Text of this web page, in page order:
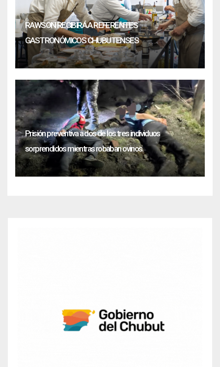
RAWSON RECIBIRÁ A REFERENTES
GASTRONÓMICOS CHUBUTENSES
Prisión preventiva a dos de los tres individuos
sorprendidos mientras robaban ovinos.